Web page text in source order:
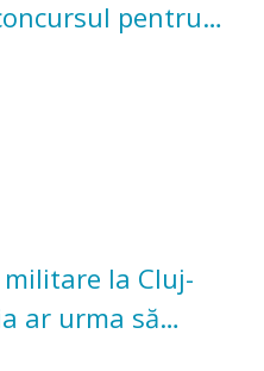
pentru
Casei
militare la Cluj-
ar urma să
acestui an